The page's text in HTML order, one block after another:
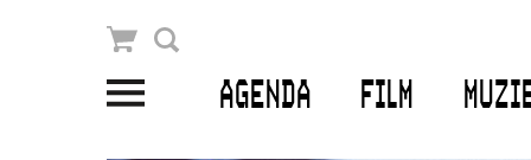
AGENDA FILM
Winkelmandje